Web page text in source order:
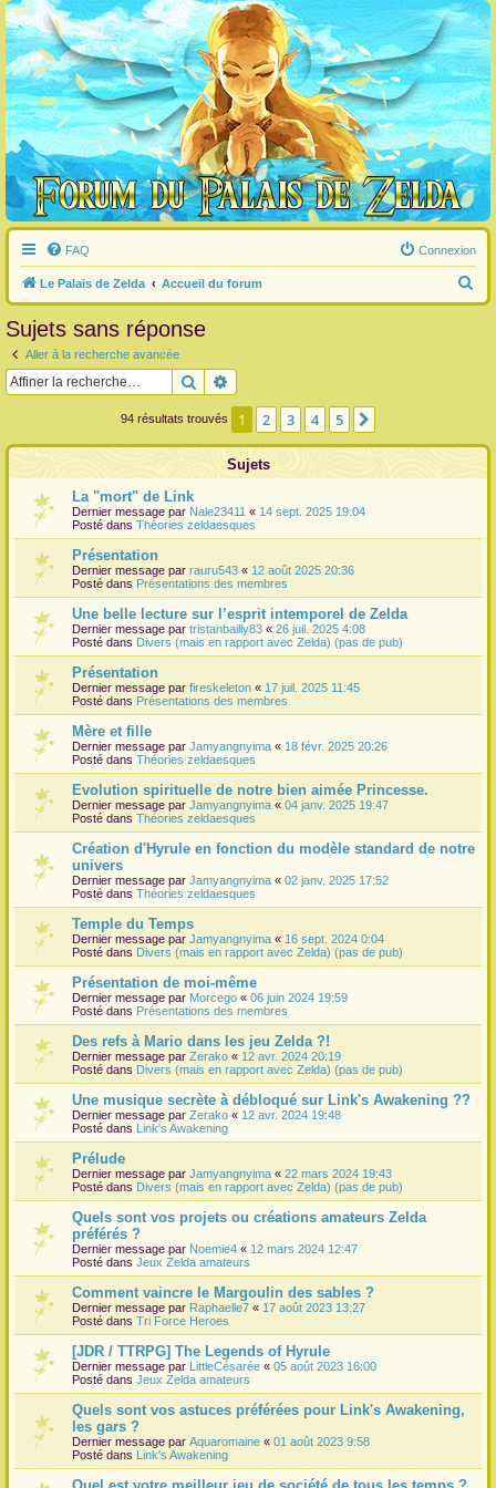
FAQ Connexion
Le Palais de Zelda Accueil du forum
e
c
Sujets sans réponse
Aller à la recherche avancée
Rechercher
94 résultats trouvés 1 2 3 4 5
Sujets
La "mort" de Link
Dernier message par Nale23411 « 14 sept. 2025 19:04
Posté dans Théories zeldaesques
Présentation
Dernier message par rauru543 « 12 août 2025 20:36
Posté dans Présentations des membres
Une belle lecture sur l’esprit intemporel de Zelda
Dernier message par tristanbailly83 « 26 juil. 2025 4:08
Posté dans Divers (mais en rapport avec Zelda) (pas de pub)
Présentation
Dernier message par fireskeleton « 17 juil. 2025 11:45
Posté dans Présentations des membres
Mère et fille
Dernier message par Jamyangnyima « 18 févr. 2025 20:26
Posté dans Théories zeldaesques
Evolution spirituelle de notre bien aimée Princesse.
Dernier message par Jamyangnyima « 04 janv. 2025 19:47
Posté dans Théories zeldaesques
Création d'Hyrule en fonction du modèle standard de notre
univers
Dernier message par Jamyangnyima « 02 janv. 2025 17:52
Posté dans Théories zeldaesques
Temple du Temps
Dernier message par Jamyangnyima « 16 sept. 2024 0:04
Posté dans Divers (mais en rapport avec Zelda) (pas de pub)
Présentation de moi-même
Dernier message par Morcego « 06 juin 2024 19:59
Posté dans Présentations des membres
Des refs à Mario dans les jeu Zelda ?!
Dernier message par Zerako « 12 avr. 2024 20:19
Posté dans Divers (mais en rapport avec Zelda) (pas de pub)
Une musique secrète à débloqué sur Link's Awakening ??
Dernier message par Zerako « 12 avr. 2024 19:48
Posté dans Link's Awakening
Prélude
Dernier message par Jamyangnyima « 22 mars 2024 19:43
Posté dans Divers (mais en rapport avec Zelda) (pas de pub)
Quels sont vos projets ou créations amateurs Zelda
préférés ?
Dernier message par Noemie4 « 12 mars 2024 12:47
Posté dans Jeux Zelda amateurs
Comment vaincre le Margoulin des sables ?
Dernier message par Raphaelle7 « 17 août 2023 13:27
Posté dans Tri Force Heroes
[JDR / TTRPG] The Legends of Hyrule
Dernier message par LittleCésarée « 05 août 2023 16:00
Posté dans Jeux Zelda amateurs
Quels sont vos astuces préférées pour Link's Awakening,
les gars ?
Dernier message par Aquaromaine « 01 août 2023 9:58
Posté dans Link's Awakening
Quel est votre meilleur jeu de société de tous les temps ?